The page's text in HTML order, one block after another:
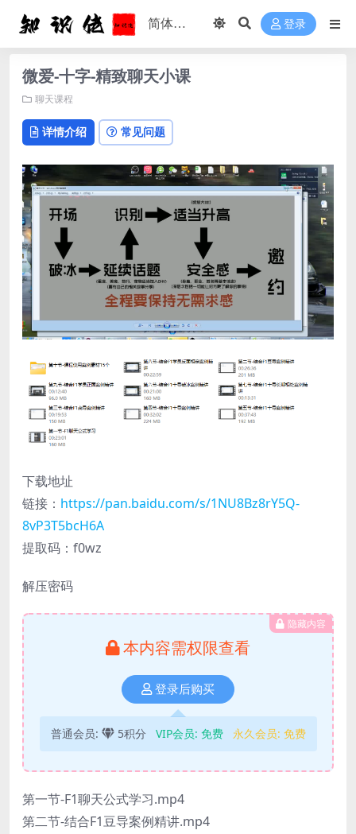
登录
微爱-十字-精致聊天小课
聊天课程
详情介绍 常见问题
下载地址
链接： https://pan.baidu.com/s/1NU8Bz8rY5Q-
8vP3T5bcH6A
提取码：f0wz
解压密码
隐藏内容
本内容需权限查看
登录后购买
普通会员: 5积分 VIP会员: 免费 永久会员: 免费
第一节-F1聊天公式学习.mp4
第二节-结合F1豆导案例精讲.mp4